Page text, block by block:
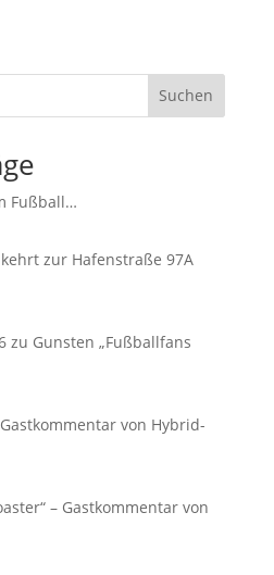
Suchen
Fußball…
zur Hafenstraße 97A
zu Gunsten „Fußballfans
von Hybrid-
– Gastkommentar von